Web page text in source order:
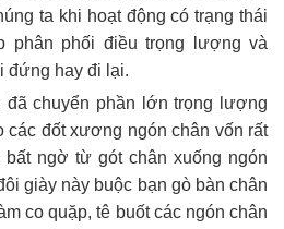
ta khi hoạt động có trạng thái
phân phối điều trọng lượng và
đứng hay đi lại.
đã chuyển phần lớn trọng lượng
các đốt xương ngón chân vốn rất
ngờ từ gót chân xuống ngón
giày này buộc bạn gò bàn chân
co quặp, tê buốt các ngón chân